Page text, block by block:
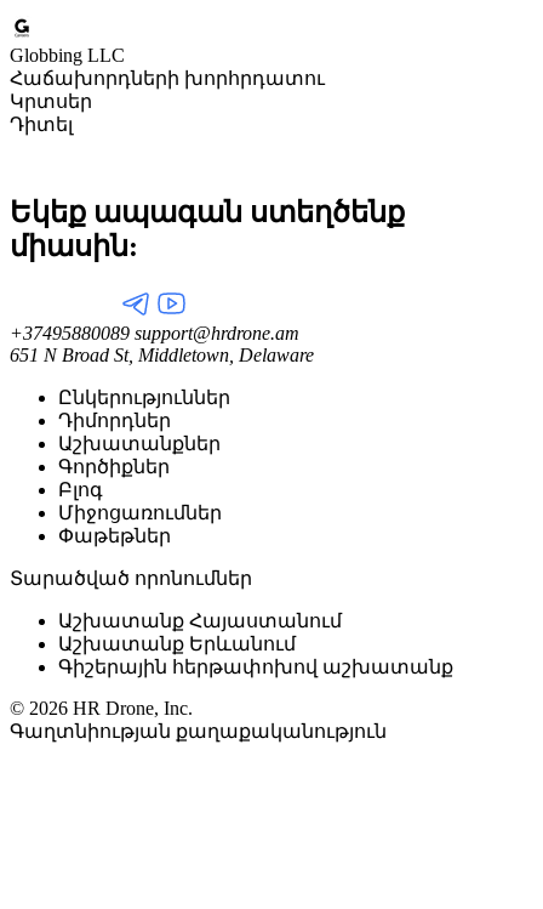
Globbing LLC
Հաճախորդների խորհրդատու
Կրտսեր
Դիտել
Եկեք ապագան ստեղծենք
միասին:
+37495880089 support@hrdrone.am
651 N Broad St, Middletown, Delaware
Ընկերություններ
Դիմորդներ
Աշխատանքներ
Գործիքներ
Բլոգ
Միջոցառումներ
Փաթեթներ
Տարածված որոնումներ
Աշխատանք Հայաստանում
Աշխատանք Երևանում
Գիշերային հերթափոխով աշխատանք
© 2026 HR Drone, Inc.
Գաղտնիության քաղաքականություն